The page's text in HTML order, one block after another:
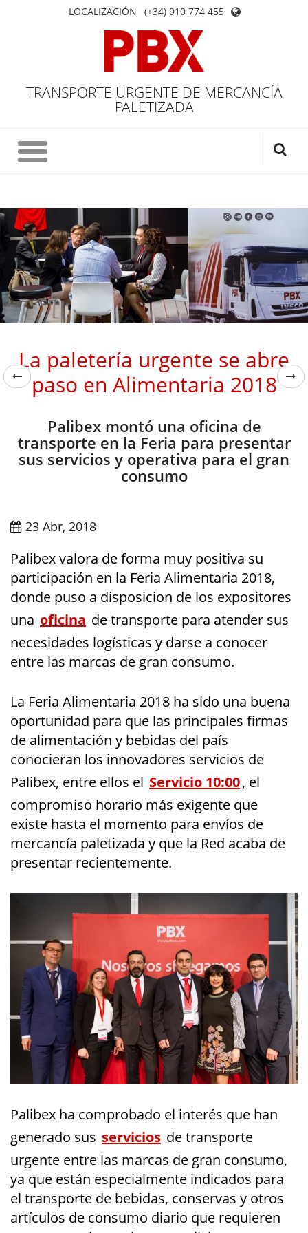
LOCALIZACIÓN (+34) 910 774 455
TRANSPORTE URGENTE DE MERCANCÍA
PALETIZADA
La paletería urgente se abre
paso en Alimentaria 2018
Palibex montó una oficina de
transporte en la Feria para presentar
sus servicios y operativa para el gran
consumo
23 Abr, 2018
Palibex valora de forma muy positiva su
participación en la Feria Alimentaria 2018,
donde puso a disposicion de los expositores
una oficina de transporte para atender sus
necesidades logísticas y darse a conocer
entre las marcas de gran consumo.
La Feria Alimentaria 2018 ha sido una buena
oportunidad para que las principales firmas
de alimentación y bebidas del país
conocieran los innovadores servicios de
Palibex, entre ellos el Servicio 10:00, el
compromiso horario más exigente que
existe hasta el momento para envíos de
mercancía paletizada y que la Red acaba de
presentar recientemente.
Palibex ha comprobado el interés que han
generado sus servicios de transporte
urgente entre las marcas de gran consumo,
ya que están especialmente indicados para
el transporte de bebidas, conservas y otros
artículos de consumo diario que requieren